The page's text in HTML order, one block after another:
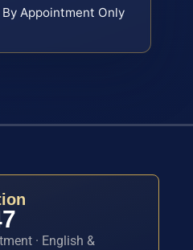
By Appointment Only
· English &